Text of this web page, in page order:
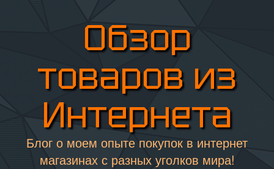
Обзор
товаров из
Интернета
Блог о моем опыте покупок в интернет
магазинах с разных уголков мира!